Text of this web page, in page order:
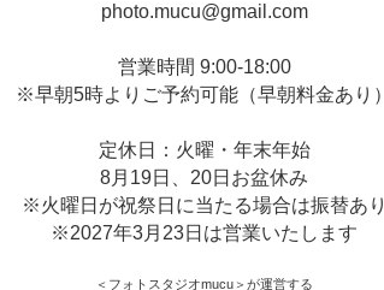
photo.mucu@gmail.com
営業時間 9:00-18:00
​※早朝5時よりご予約可能（早朝料金あり）
定休日：火曜・年末年始
8月19日、20日お盆休み
※火曜日が祝祭日に当たる場合は振替あり
※2027年3月23日は営業いたします
＜​フォトスタジオmucu＞ が運営する